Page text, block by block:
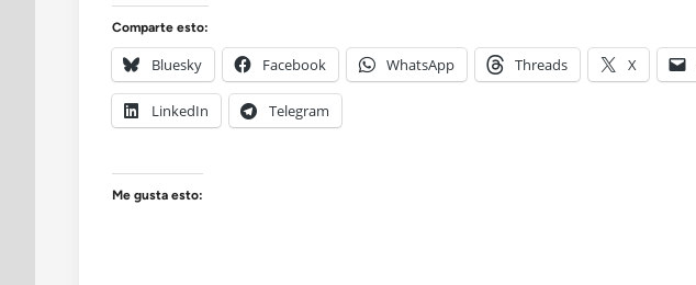
Comparte esto:
Bluesky Facebook WhatsApp Threads X
LinkedIn Telegram
Me gusta esto: